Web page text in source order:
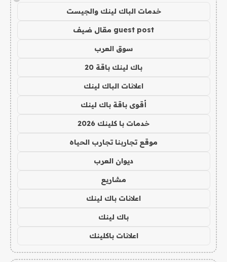
خدمات الباك لينك والجيست
guest post مقال ضيف
سوق العرب
باك لينك باقة 20
اعلانات الباك لينك
أقوى باقة باك لينك
خدمات با كلينك 2026
موقع تجاربنا تجارب الحياه
ديوان العرب
مشاريع
اعلانات باك لينك
باك لينك
اعلانات باكلينك